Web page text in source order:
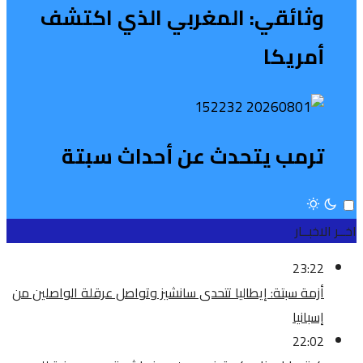
وثائقي: المغربي الذي اكتشف
أمريكا
ترمب يتحدث عن أحداث سبتة
اخــر الاخبــار
23:22
أزمة سبتة: إيطاليا تتحدى سانشيز وتواصل عرقلة الواصلين من
إسبانيا
22:02